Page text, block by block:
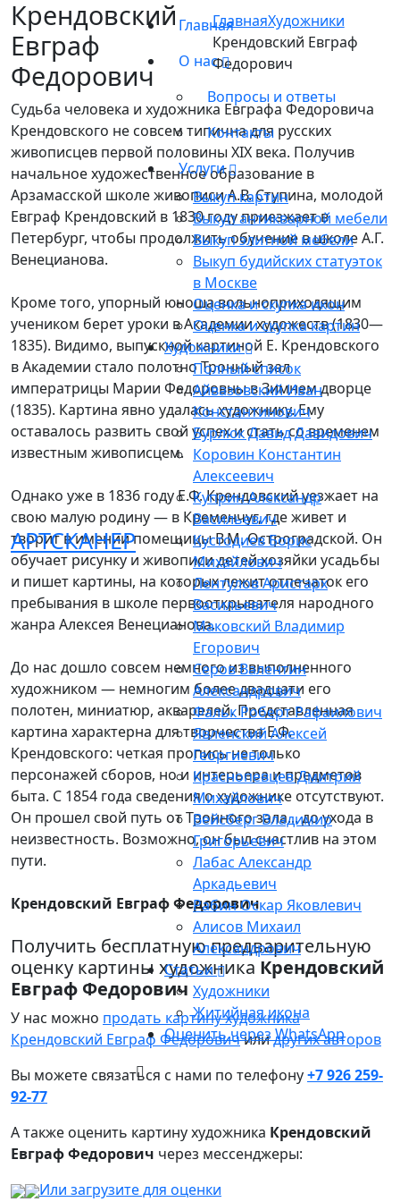
АРТСКАНЕР
Главная
О нас
Вопросы и ответы
Контакты
Услуги
Выкуп картин
Выкуп антикварной мебели
Выкуп элитной мебели
Выкуп будийских статуэток
в Москве
Оценка и скупка икон
Оценка и скупка картин
Художники
Полный список
Айвазовский Иван
Константинович
Бурлюк Давид Давидович
Коровин Константин
Алексеевич
Куприн Александр
Васильевич
Кустодиев Борис
Михайлович
Лентулов Аристарх
Васильевич
Маковский Владимир
Егорович
Серов Валентин
Александрович
Фальк Роберт Рафаилович
Явленский Алексей
Георгиевич
Краснопевцев Дмитрий
Михайлович
Вейсберг Владимир
Григорьевич
Лабас Александр
Аркадьевич
Рабин Оскар Яковлевич
Алисов Михаил
Александрович
Статьи
Художники
Житийная икона
Оценить через WhatsApp
Крендовский
Евграф
Федорович
ГлавнаяХудожники
Крендовский Евграф
Федорович
Судьба человека и художника Евграфа Федоровича
Крендовского не совсем типична для русских
живописцев первой половины XIX века. Получив
начальное художественное образование в
Арзамасской школе живописи А.В. Ступина, молодой
Евграф Крендовский в 1830 году приезжает в
Петербург, чтобы продолжить обучение в школе А.Г.
Венецианова.
Кроме того, упорный юноша вольноприходящим
учеником берет уроки в Академии художеств (1830—
1835). Видимо, выпускной картиной Е. Крендовского
в Академии стало полотно Тронный зал
императрицы Марии Федоровны в Зимнем дворце
(1835). Картина явно удалась художнику. Ему
оставалось развить свой успех и стать со временем
известным живописцем.
Однако уже в 1836 году Е.Ф. Крендовский уезжает на
свою малую родину — в Кременчуг, где живет и
творит в имении помещицы В.М. Остроградской. Он
обучает рисунку и живописи детей хозяйки усадьбы
и пишет картины, на которых лежит отпечаток его
пребывания в школе первооткрывателя народного
жанра Алексея Венецианова.
До нас дошло совсем немного из выполненного
художником — немногим более двадцати его
полотен, миниатюр, акварелей. Представленная
картина характерна для творчества Е.Ф.
Крендовского: четкая пропись не только
персонажей сборов, но и интерьера и предметов
быта. С 1854 года сведения о художнике отсутствуют.
Он прошел свой путь от Тронного зала... до ухода в
неизвестность. Возможно, он был счастлив на этом
пути.
Крендовский Евграф Федорович
Получить бесплатную предварительную
оценку картины художника Крендовский
Евграф Федорович
У нас можно продать картину художника
Крендовский Евграф Федоровичилидругих авторов
Вы можете связаться с нами по телефону+7 926 259-
92-77
А также оценить картину художника Крендовский
Евграф Федорович через мессенджеры:
Или загрузите для оценки